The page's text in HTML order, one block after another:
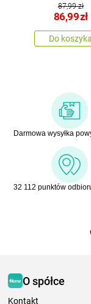
87,99 zł
86,99zł
Do koszyka
Darmowa wysyłka
32 112 punktów
O spółce
Kontakt